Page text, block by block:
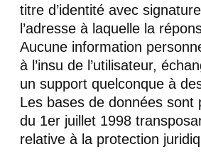
titre d’identité avec
l’adresse à laquelle la
Aucune information
à l’insu de l’utilisateur,
un support quelconque à
Les bases de données sont
du 1er juillet 1998
relative à la protection